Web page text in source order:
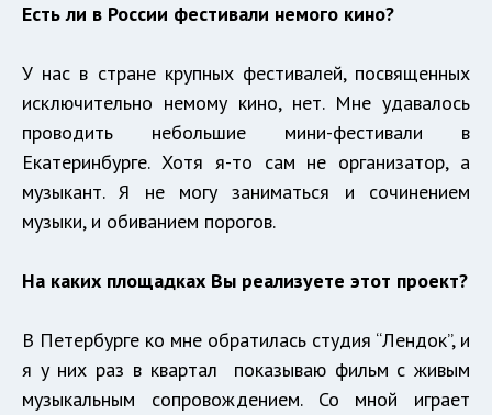
Есть ли в России фестивали немого кино?
У нас в стране крупных фестивалей, посвященных
исключительно немому кино, нет. Мне удавалось
проводить небольшие мини-фестивали в
Екатеринбурге. Хотя я-то сам не организатор, а
музыкант. Я не могу заниматься и сочинением
музыки, и обиванием порогов.
На каких площадках Вы реализуете этот проект?
В Петербурге ко мне обратилась студия “Лендок”, и
я у них раз в квартал показываю фильм с живым
музыкальным сопровождением. Со мной играет